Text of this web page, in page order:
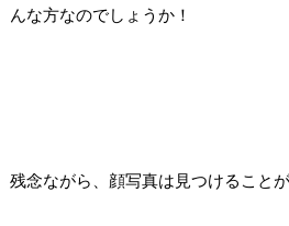
んな方なのでしょうか！
残念ながら、顔写真は見つけること